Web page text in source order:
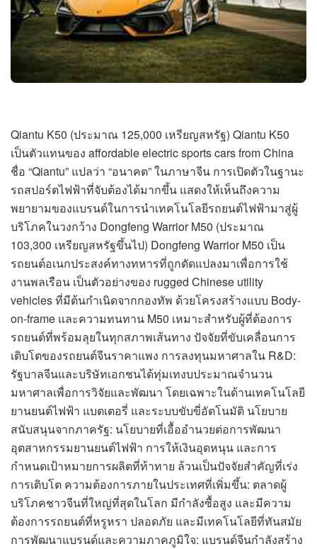
Qiantu K50 (ประมาณ 125,000 เหรียญสหรัฐ) Qiantu K50
เป็นตัวแทนของ affordable electric sports cars from China
ชื่อ “Qiantu” แปลว่า “อนาคต” ในภาษาจีน การเปิดตัวในฐานะ
รถสปอร์ตไฟฟ้าที่จับต้องได้มากขึ้น แสดงให้เห็นถึงความ
พยายามของแบรนด์ในการนำเทคโนโลยีรถยนต์ไฟฟ้ามาสู่ผู้
บริโภคในวงกว้าง Dongfeng Warrior M50 (ประมาณ
103,300 เหรียญสหรัฐขึ้นไป) Dongfeng Warrior M50 เป็น
รถยนต์อเนกประสงค์ทางทหารที่ถูกดัดแปลงมาเพื่อการใช้
งานพลเรือน เป็นตัวอย่างของ rugged Chinese utility
vehicles ที่มีต้นกำเนิดจากกองทัพ ด้วยโครงสร้างแบบ Body-
on-frame และความทนทาน M50 เหมาะสำหรับผู้ที่ต้องการ
รถยนต์ที่พร้อมลุยในทุกสภาพเส้นทาง ปัจจัยที่ขับเคลื่อนการ
เติบโตของรถยนต์จีนราคาแพง การลงทุนมหาศาลใน R&D:
รัฐบาลจีนและบริษัทเอกชนได้ทุ่มเทงบประมาณจำนวน
มหาศาลเพื่อการวิจัยและพัฒนา โดยเฉพาะในด้านเทคโนโลยี
ยานยนต์ไฟฟ้า แบตเตอรี่ และระบบขับขี่อัตโนมัติ นโยบาย
สนับสนุนจากภาครัฐ: นโยบายที่เอื้ออำนวยต่อการพัฒนา
อุตสาหกรรมยานยนต์ไฟฟ้า การให้เงินอุดหนุน และการ
กำหนดเป้าหมายการผลิตที่ท้าทาย ล้วนเป็นปัจจัยสำคัญที่เร่ง
การเติบโต ความต้องการภายในประเทศที่เพิ่มขึ้น: ตลาดผู้
บริโภคชาวจีนที่ใหญ่ที่สุดในโลก มีกำลังซื้อสูง และมีความ
ต้องการรถยนต์ที่หรูหรา ปลอดภัย และมีเทคโนโลยีที่ทันสมัย
การพัฒนาแบรนด์และความภาคภูมิใจ: แบรนด์จีนกำลังสร้าง